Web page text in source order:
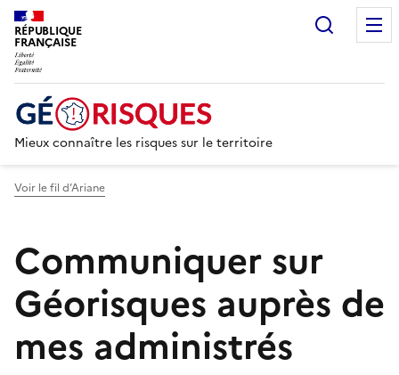
RÉPUBLIQUE
FRANÇAISE
Mieux connaître les risques sur le territoire
Voir le fil d’Ariane
Communiquer sur
Géorisques auprès de
mes administrés